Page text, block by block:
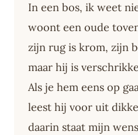
In een bos, ik weet
woont een oude
zijn rug is krom, zijn
maar hij is
Als je hem eens op
leest hij voor uit
daarin staat mijn